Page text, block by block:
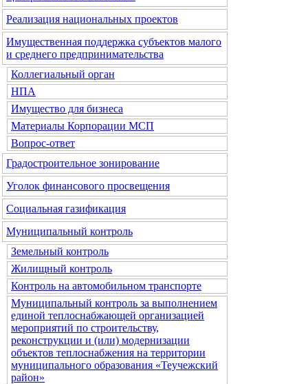
Реализация национальных проектов
Имущественная поддержка субъектов малого
и среднего предпринимательства
Коллегиальный орган
НПА
Имущество для бизнеса
Материалы Корпорации МСП
Вопрос-ответ
Градостроительное зонирование
Уголок финансового просвещения
Социальная газификация
Муниципальный контроль
Земельный контроль
Жилищный контроль
Контроль на автомобильном транспорте
Муниципальный контроль за выполнением
единой теплоснабжающей организацией
мероприятий по строительству,
реконструкции и (или) модернизации
объектов теплоснабжения на территории
муниципального образования «Теучежский
район»